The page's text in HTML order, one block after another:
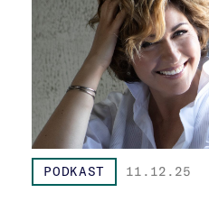
PODKAST 11.12.25